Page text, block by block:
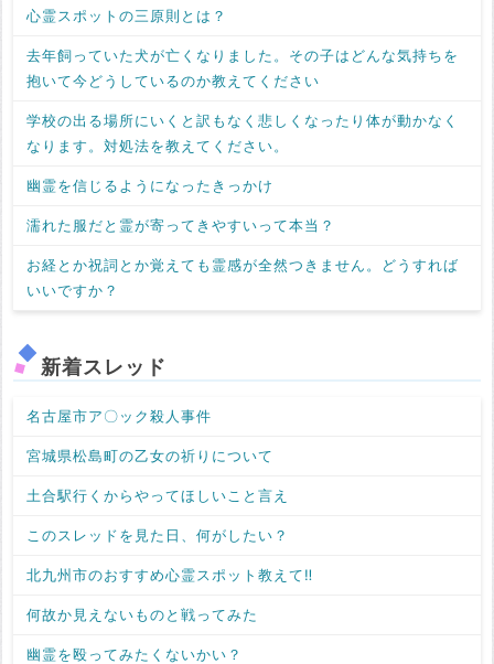
心霊スポットの三原則とは？
去年飼っていた犬が亡くなりました。その子はどんな気持ちを
抱いて今どうしているのか教えてください
学校の出る場所にいくと訳もなく悲しくなったり体が動かなく
なります。対処法を教えてください。
幽霊を信じるようになったきっかけ
濡れた服だと霊が寄ってきやすいって本当？
お経とか祝詞とか覚えても霊感が全然つきません。どうすれば
いいですか？
新着スレッド
名古屋市ア〇ック殺人事件
宮城県松島町の乙女の祈りについて
土合駅行くからやってほしいこと言え
このスレッドを見た日、何がしたい？
北九州市のおすすめ心霊スポット教えて‼️
何故か見えないものと戦ってみた
幽霊を殴ってみたくないかい？